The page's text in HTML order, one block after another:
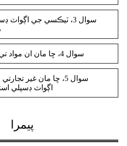
سوال 3، ٽيڪسي جي
سوال 4، ڇا مان ان مواد تي ڪا پابندي موجود آهن؟
سوال 5، ڇا مان غير
اڳواٽ ڊسپلي
پيمرا